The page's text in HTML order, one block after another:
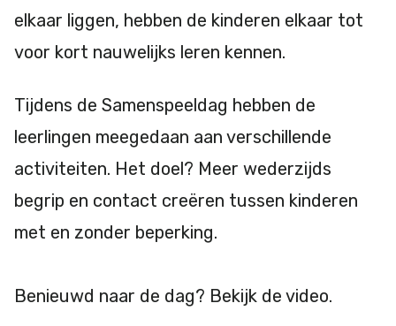
elkaar liggen, hebben de kinderen elkaar tot
voor kort nauwelijks leren kennen.
Tijdens de Samenspeeldag hebben de
leerlingen meegedaan aan verschillende
activiteiten. Het doel? Meer wederzijds
begrip en contact creëren tussen kinderen
met en zonder beperking.
Benieuwd naar de dag? Bekijk de video.